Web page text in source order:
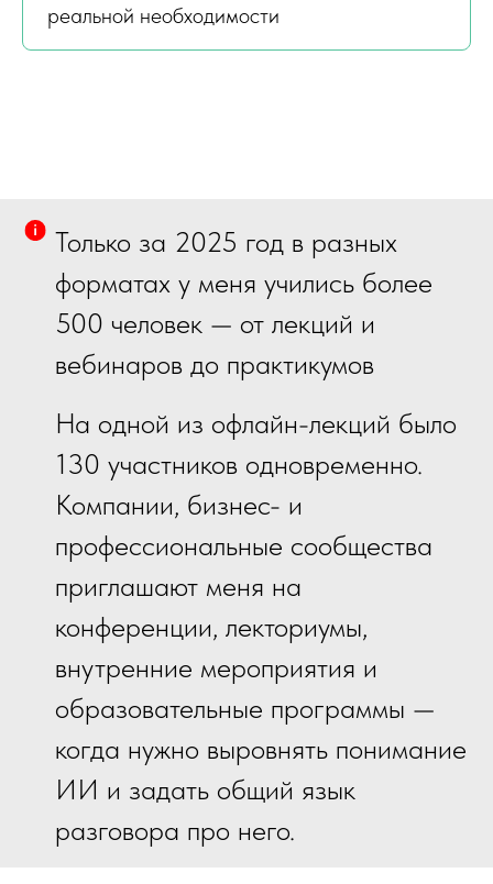
реальной необходимости
Только за 2025 год в разных
форматах у меня учились более
500 человек — от лекций и
вебинаров до практикумов
На одной из офлайн-лекций было
130 участников одновременно.
Компании, бизнес- и
профессиональные сообщества
приглашают меня на
конференции, лекториумы,
внутренние мероприятия и
образовательные программы —
когда нужно выровнять понимание
ИИ и задать общий язык
разговора про него.